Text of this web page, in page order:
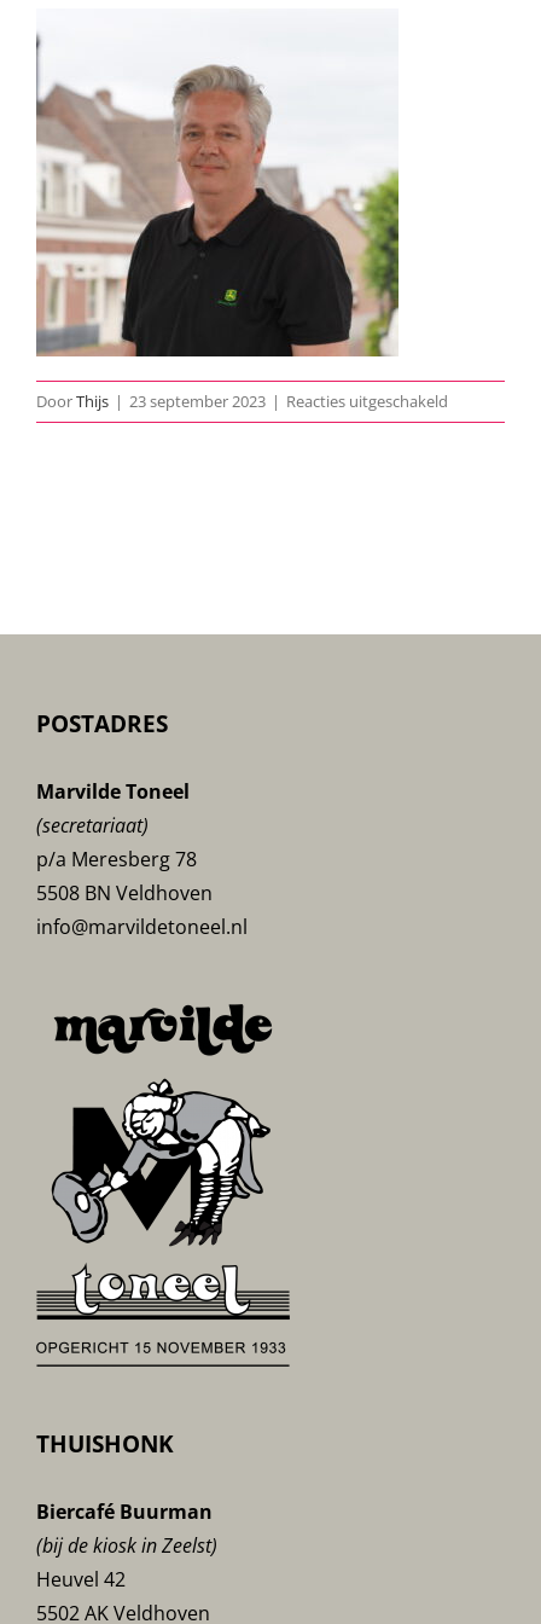
DoorThijs | 23 september 2023 | Reacties uitgeschakeld
DSC07802
POSTADRES
Marvilde Toneel
(secretariaat)
p/a Meresberg 78
5508 BN Veldhoven
info@marvildetoneel.nl
THUISHONK
Biercafé Buurman
(bij de kiosk in Zeelst)
Heuvel 42
5502 AK Veldhoven